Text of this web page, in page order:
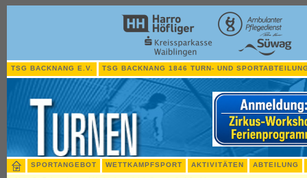
TSG BACKNANG E.V. TSG BACKNANG 1846 TURN- UND
SPORTANGEBOT WETTKAMPFSPORT AKTIVITÄTEN ABTEILUNG